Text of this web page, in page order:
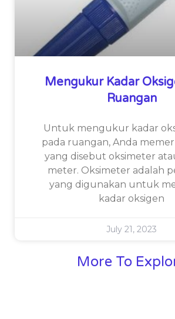
Mengukur Kadar
Ruangan
Untuk mengukur kadar
pada ruangan, Anda
yang disebut oksimeter
meter. Oksimeter adalah
yang digunakan untuk
kadar oksigen
July 21, 2023
More To